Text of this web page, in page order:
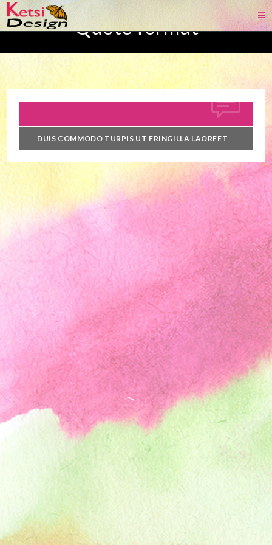
Quote format
DUIS COMMODO TURPIS UT FRINGILLA LAOREET